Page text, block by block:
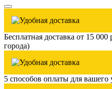
Бесплатная доставка от 15
города)
5 способов оплаты для вашего